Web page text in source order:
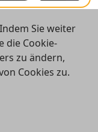
GmbH
Sie weiter
die Cookie-
zu ändern,
Cookies zu.